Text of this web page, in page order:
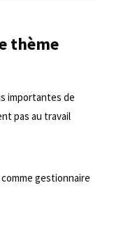
thème
importantes de
pas au travail
gestionnaire